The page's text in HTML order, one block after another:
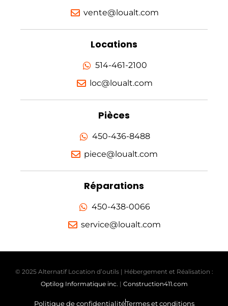
vente@loualt.com
Locations
514-461-2100
loc@loualt.com
Pièces
450-436-8488
piece@loualt.com
Réparations
450-438-0066
service@loualt.com
© 2025 Alternatif Location d’outils | Hébergement et Réalisation :
Optilog Informatique inc. | Construction411.com
Politique de confidentialitéTermes et conditions